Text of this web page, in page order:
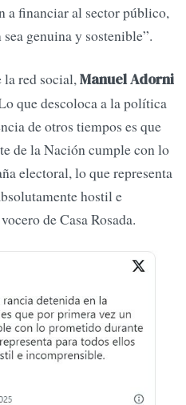
a financiar al sector público,
genuina y sostenible”.
la red social,Manuel Adorni
que descoloca a la política
de otros tiempos es que
de la Nación cumple con lo
electoral, lo que representa
hostil e
de Casa Rosada.